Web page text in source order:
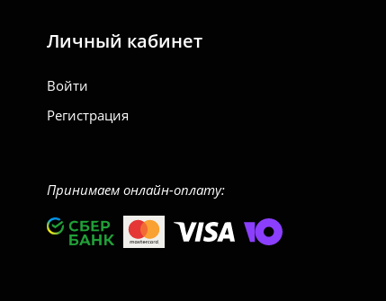
Личный кабинет
Войти
Регистрация
Принимаем онлайн-оплату: